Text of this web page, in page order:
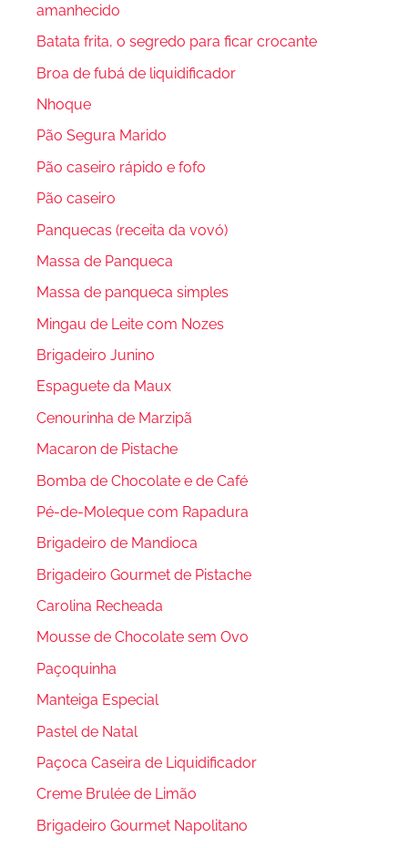
amanhecido
Batata frita, o segredo para ficar crocante
Broa de fubá de liquidificador
Nhoque
Pão Segura Marido
Pão caseiro rápido e fofo
Pão caseiro
Panquecas (receita da vovó)
Massa de Panqueca
Massa de panqueca simples
Mingau de Leite com Nozes
Brigadeiro Junino
Espaguete da Maux
Cenourinha de Marzipã
Macaron de Pistache
Bomba de Chocolate e de Café
Pé-de-Moleque com Rapadura
Brigadeiro de Mandioca
Brigadeiro Gourmet de Pistache
Carolina Recheada
Mousse de Chocolate sem Ovo
Paçoquinha
Manteiga Especial
Pastel de Natal
Paçoca Caseira de Liquidificador
Creme Brulée de Limão
Brigadeiro Gourmet Napolitano